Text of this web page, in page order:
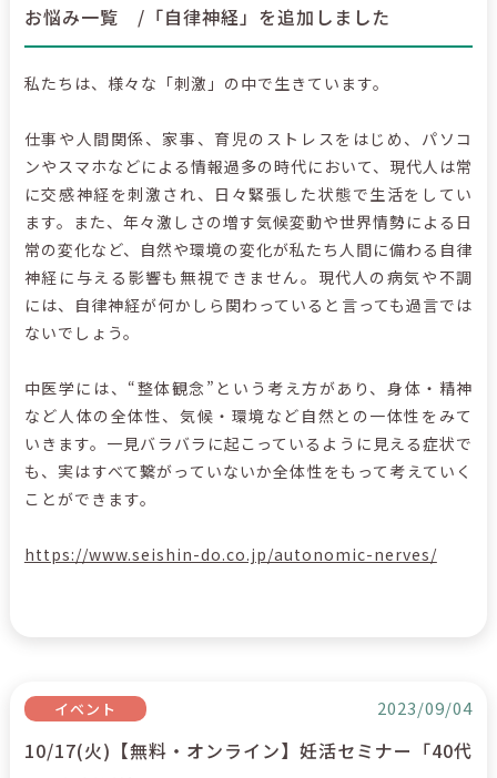
お悩み一覧 /「自律神経」を追加しました
私たちは、様々な「刺激」の中で生きています。
仕事や人間関係、家事、育児のストレスをはじめ、パソコ
ンやスマホなどによる情報過多の時代において、現代人は常
に交感神経を刺激され、日々緊張した状態で生活をしてい
ます。また、年々激しさの増す気候変動や世界情勢による日
常の変化など、自然や環境の変化が私たち人間に備わる自律
神経に与える影響も無視できません。現代人の病気や不調
には、自律神経が何かしら関わっていると言っても過言では
ないでしょう。
中医学には、“整体観念”という考え方があり、身体・精神
など人体の全体性、気候・環境など自然との一体性をみて
いきます。一見バラバラに起こっているように見える症状で
も、実はすべて繋がっていないか全体性をもって考えていく
ことができます。
https://www.seishin-do.co.jp/autonomic-nerves/
イベント 2023/09/04
10/17(火)【無料・オンライン】妊活セミナー「40代